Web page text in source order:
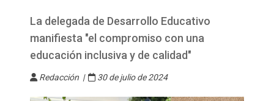
La delegada de Desarrollo Educativo
manifiesta "el compromiso con una
educación inclusiva y de calidad"
Redacción | 30 de julio de 2024